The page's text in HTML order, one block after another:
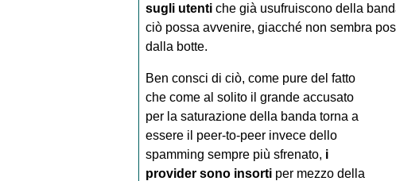
sugli utentiche già usufruiscono della
ciò possa avvenire, giacché non sembra
dalla botte.
Ben consci di ciò, come pure del fatto
che come al solito il grande accusato
per la saturazione della banda torna a
essere il peer-to-peer invece dello
spamming sempre più sfrenato, i
provider sono insortiper mezzo della